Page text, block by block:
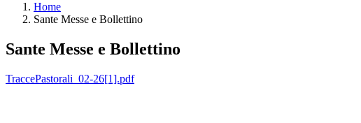
Home
Sante Messe e Bollettino
Sante Messe e Bollettino
TraccePastorali_02-26[1].pdf